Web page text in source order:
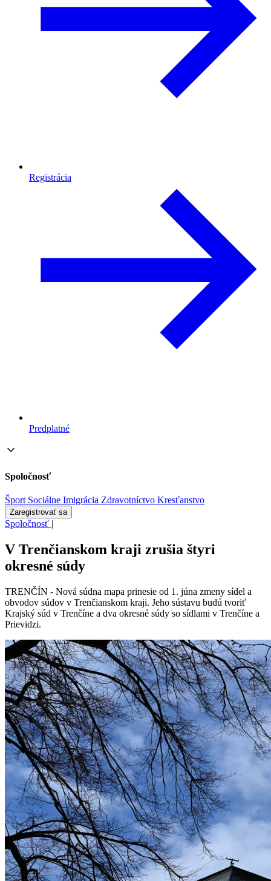
Registrácia
Predplatné
Spoločnosť
Šport Sociálne Imigrácia Zdravotníctvo Kresťanstvo
Zaregistrovať sa
Spoločnosť |
V Trenčianskom kraji zrušia štyri
okresné súdy
TRENČÍN - Nová súdna mapa prinesie od 1. júna zmeny sídel a
obvodov súdov v Trenčianskom kraji. Jeho sústavu budú tvoriť
Krajský súd v Trenčíne a dva okresné súdy so sídlami v Trenčíne a
Prievidzi.